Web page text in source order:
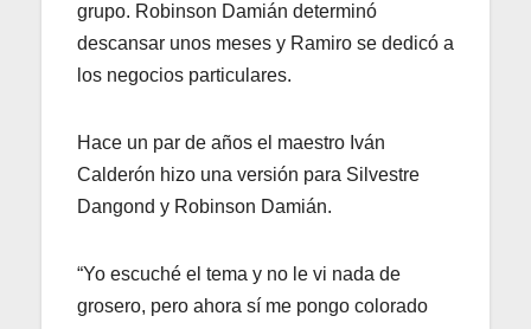
grupo. Robinson Damián determinó
descansar unos meses y Ramiro se dedicó a
los negocios particulares.
Hace un par de años el maestro Iván
Calderón hizo una versión para Silvestre
Dangond y Robinson Damián.
“Yo escuché el tema y no le vi nada de
grosero, pero ahora sí me pongo colorado